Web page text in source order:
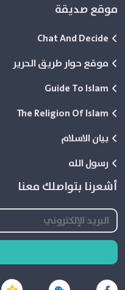
موقع صديقة
Chat And Decide
موقع حوار طريق الحرير
Guide To Islam
The Religion Of Islam
بيان الاسلام
رسول الله
أشعرنا بتواصلك معنا